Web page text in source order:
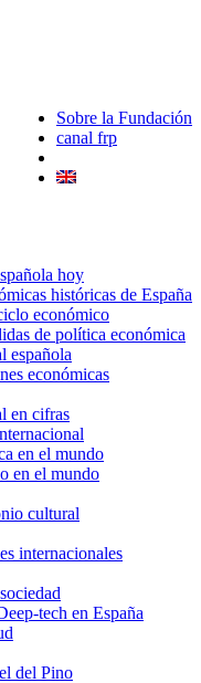
Sobre la Fundación
canal frp
hoy
históricas de España
económico
de política económica
española
económicas
en cifras
en el mundo
en el mundo
cultural
internacionales
tech en España
del Pino